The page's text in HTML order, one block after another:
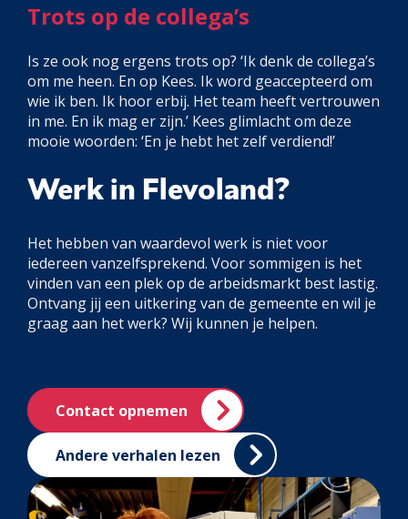
Trots op de collega’s
Is ze ook nog ergens trots op? ‘Ik denk de collega’s
om me heen. En op Kees. Ik word geaccepteerd om
wie ik ben. Ik hoor erbij. Het team heeft vertrouwen
in me. En ik mag er zijn.’ Kees glimlacht om deze
mooie woorden: ‘En je hebt het zelf verdiend!’
Werk in Flevoland?
Het hebben van waardevol werk is niet voor
iedereen vanzelfsprekend. Voor sommigen is het
vinden van een plek op de arbeidsmarkt best lastig.
Ontvang jij een uitkering van de gemeente en wil je
graag aan het werk? Wij kunnen je helpen.
Contact opnemen
Andere verhalen lezen